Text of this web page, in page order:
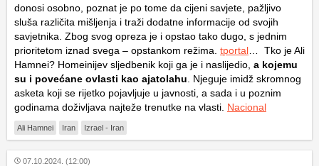
donosi osobno, poznat je po tome da cijeni savjete, pažljivo
sluša različita mišljenja i traži dodatne informacije od svojih
savjetnika. Zbog svog opreza je i opstao tako dugo, s jednim
prioritetom iznad svega – opstankom režima. tportal … Tko je Ali
Hamnei? Homeinijev sljedbenik koji ga je i naslijedio, a kojemu
su i povećane ovlasti kao ajatolahu . Njeguje imidž skromnog
asketa koji se rijetko pojavljuje u javnosti, a sada i u poznim
godinama doživljava najteže trenutke na vlasti. Nacional
Ali Hamnei Iran Izrael - Iran
07.10.2024. (12:00)